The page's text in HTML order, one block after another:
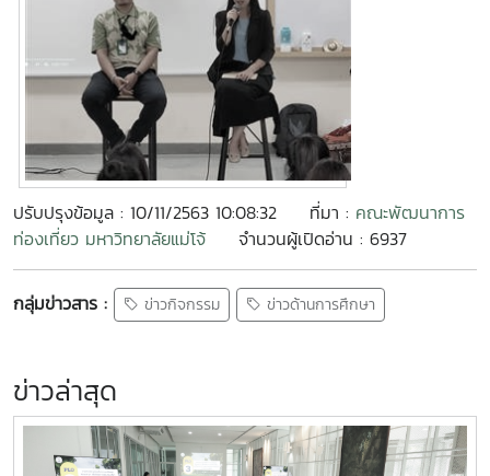
ปรับปรุงข้อมูล : 10/11/2563 10:08:32 ที่มา : คณะพัฒนาการ
ท่องเที่ยว มหาวิทยาลัยแม่โจ้
จำนวนผู้เปิดอ่าน : 6937
กลุ่มข่าวสาร : ข่าวกิจกรรม ข่าวด้านการศึกษา
ข่าวล่าสุด